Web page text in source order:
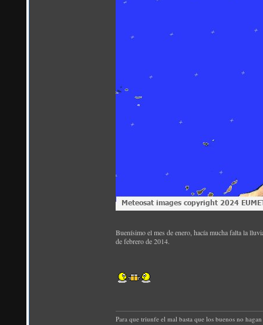
Buenísimo el mes de enero, hacía mucha falta la
de febrero de 2014.
Para que triunfe el mal basta que los buenos no